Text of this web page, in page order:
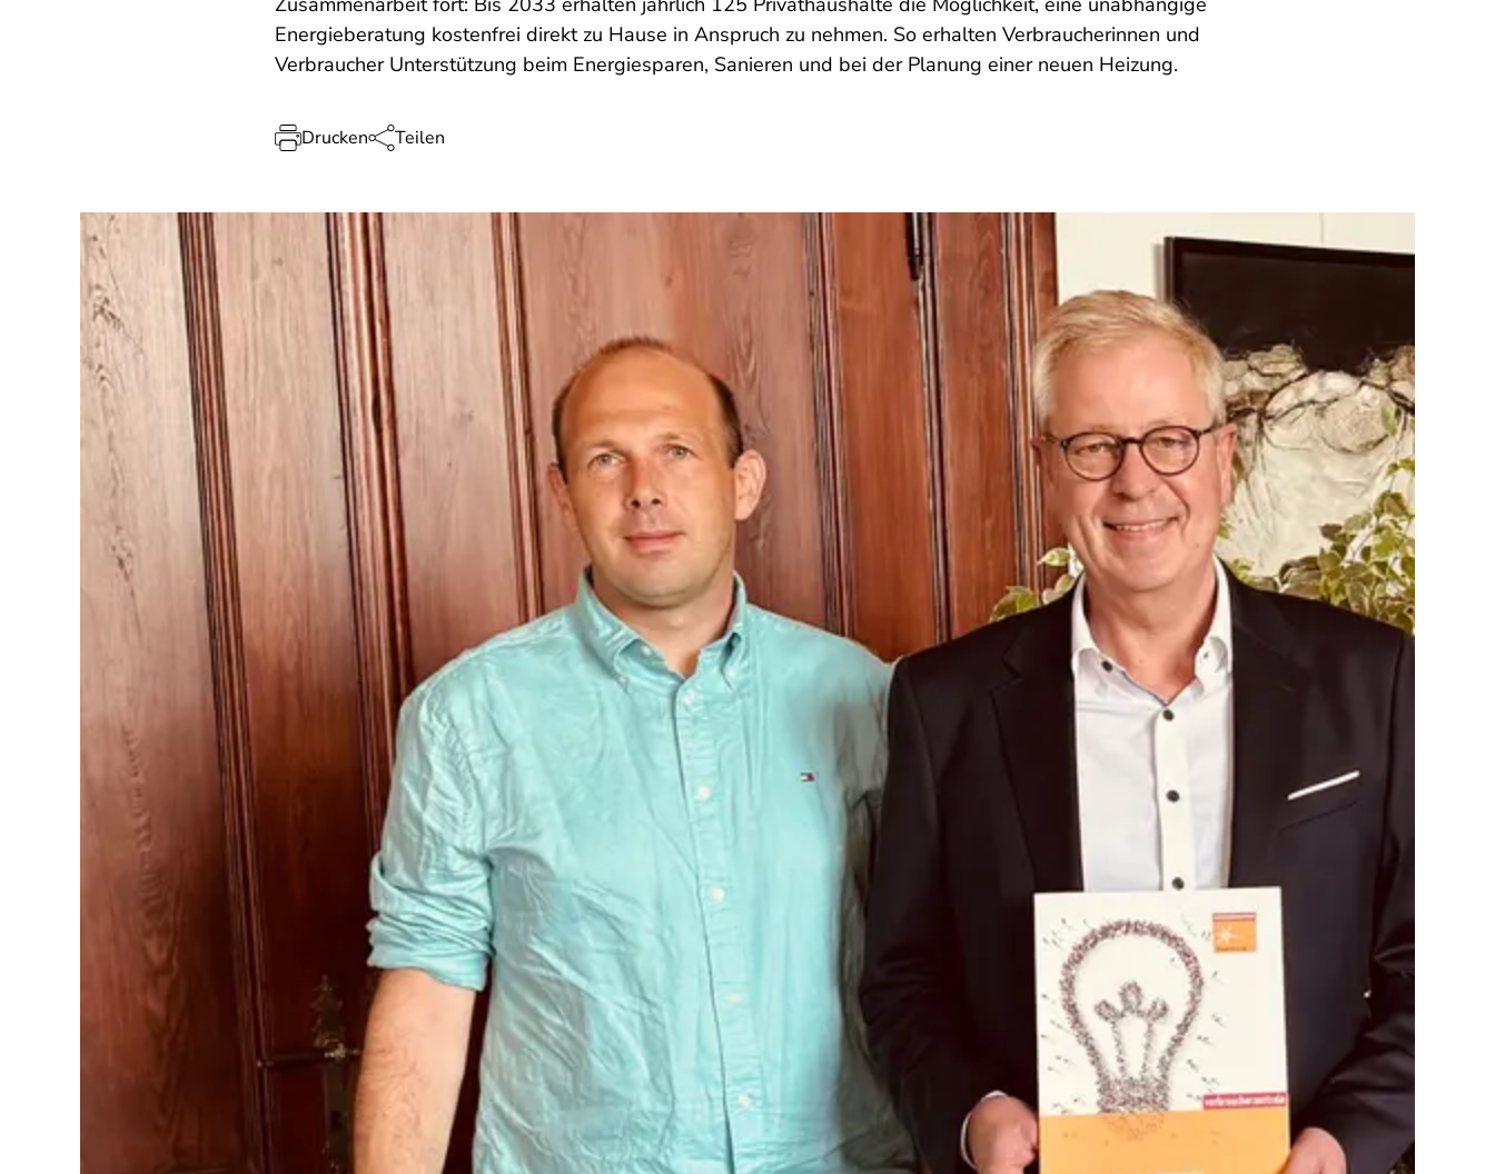
Energieberatung kostenfrei direkt zu Hause in Anspruch zu nehmen. So erhalten Verbraucherinnen und
Verbraucher Unterstützung beim Energiesparen, Sanieren und bei der Planung einer neuen Heizung.
Drucken Teilen